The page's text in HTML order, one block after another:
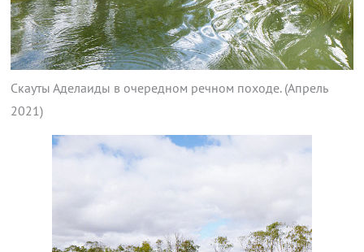
Скауты Аделаиды в очередном речном походе. (Апрель
2021)